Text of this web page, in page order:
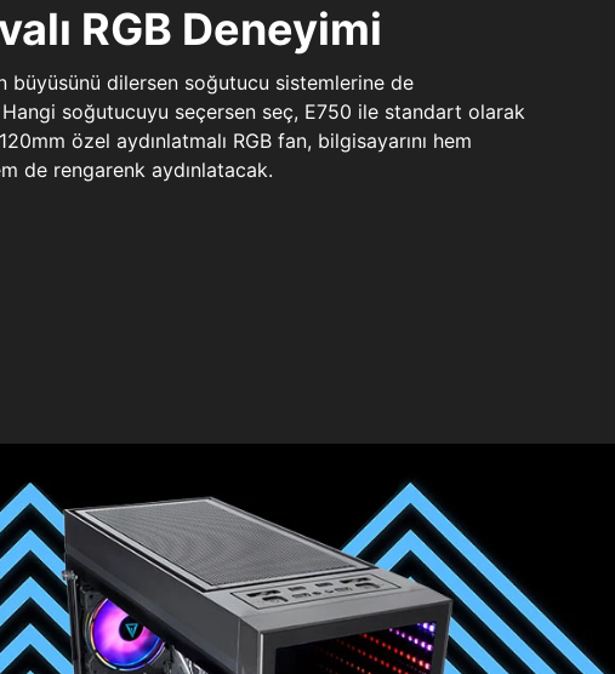
RGB Deneyimi
büyüsünü dilersen soğutucu sistemlerine de
Hangi soğutucuyu seçersen seç, E750 ile standart olarak
özel aydınlatmalı RGB fan, bilgisayarını hem
de rengarenk aydınlatacak.